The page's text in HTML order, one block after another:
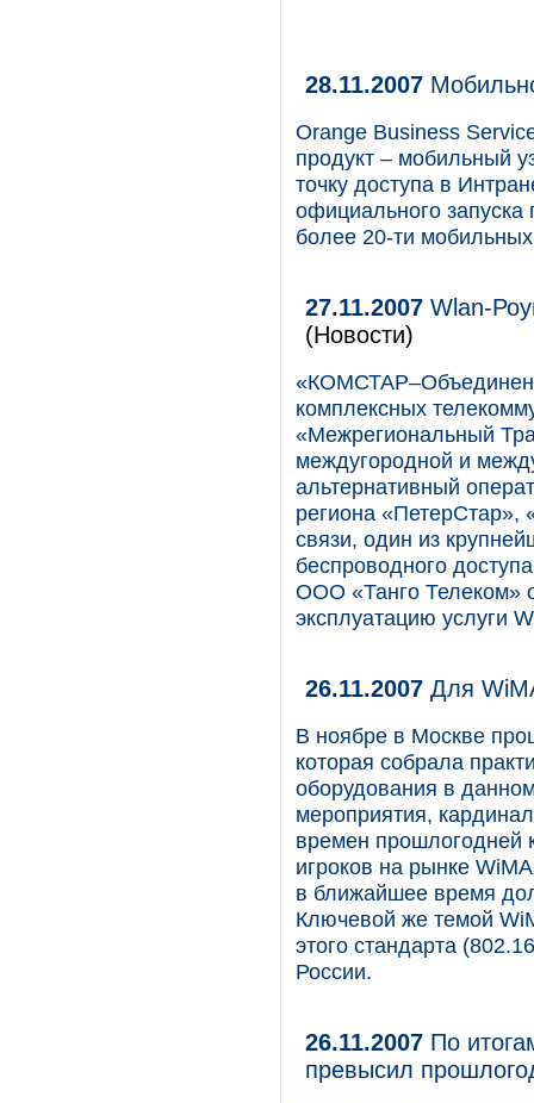
28.11.2007
Orange Business
продукт – мобильный
точку доступа в
официального запуска
более 20-ти
27.11.2007 Wlan-
(Новости)
комплексных
«Межрегиональный
междугородной и
альтернативный
региона
связи, один из
беспроводного
ООО «Танго Телеком»
эксплуатацию услуги
26.11.2007 Для
В ноябре в Москве
которая собрала
оборудования в
мероприятия,
времен прошлогодней
игроков на рынке
в ближайшее время
Ключевой же темой
этого стандарта
России.
26.11.2007 По
превысил